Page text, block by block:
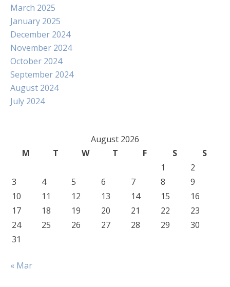
March 2025
January 2025
December 2024
November 2024
October 2024
September 2024
August 2024
July 2024
August 2026
M
T W T F S
S
1
2
3
4 5 6 7 8
9
10
11 12 13 14 15
16
17
18 19 20 21 22
23
24
25 26 27 28 29
30
31
« Mar